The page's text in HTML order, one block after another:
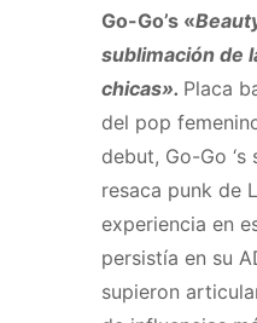
Go-Go’s «
sublimación de
chicas». Placa
del pop
debut, Go-Go ‘s
resaca punk de
experiencia en
persistía en su
supieron